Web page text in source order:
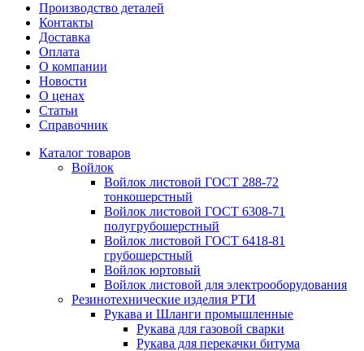
Производство деталей
Контакты
Доставка
Оплата
О компании
Новости
О ценах
Статьи
Справочник
Каталог товаров
Войлок
Войлок листовой ГОСТ 288-72
тонкошерстный
Войлок листовой ГОСТ 6308-71
полугрубошерстный
Войлок листовой ГОСТ 6418-81
грубошерстный
Войлок юртовый
Войлок листовой для электрооборудования
Резинотехнические изделия РТИ
Рукава и Шланги промышленные
Рукава для газовой сварки
Рукава для перекачки битума